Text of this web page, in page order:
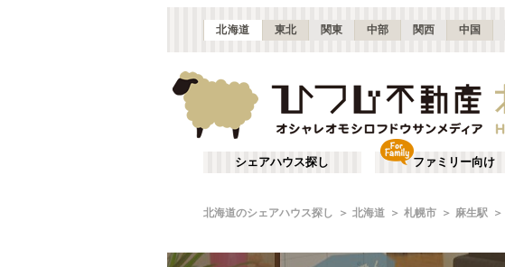
北海道 東北 関東 中部 関西 中国
シェアハウス探し ファミリー向け
北海道のシェアハウス探し 北海道 札幌市 麻生駅